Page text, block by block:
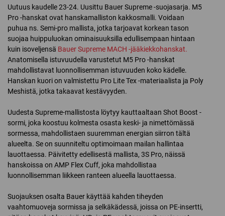
Uutuus kaudelle 23-24. Uusittu Bauer Supreme -suojasarja. M5
Pro -hanskat ovat hanskamalliston kakkosmalli. Voidaan
puhua ns. Semi-pro mallista, jotka tarjoavat korkean tason
suojaa huippuluokan ominaisuuksilla edullisempaan hintaan
kuin isoveljensä Bauer Supreme MACH -jääkiekkohanskat.
Anatomisella istuvuudella varustetut M5 Pro -hanskat
mahdollistavat luonnollisemman istuvuuden koko kädelle.
Hanskan kuori on valmistettu Pro Lite Tex -materiaalista ja Poly
Meshistä, jotka takaavat kestävyyden.
Uudesta Supreme-mallistosta löytyy kauttaaltaan Shot Boost -
sormi, joka koostuu kolmesta osasta keski- ja nimettömässä
sormessa, mahdollistaen suuremman energian siirron tältä
alueelta. Se on suunniteltu optimoimaan mailan hallintaa
lauottaessa. Päivitetty edellisestä mallista, 3S Pro, näissä
hanskoissa on AMP Flex Cuff, joka mahdollistaa
luonnollisemman liikkeen ranteen alueella lauottaessa.
Suojauksen osalta Bauer käyttää kahden tiheyden
vaahtomuoveja sormissa ja selkäkädessä, joissa on PE-insertti,